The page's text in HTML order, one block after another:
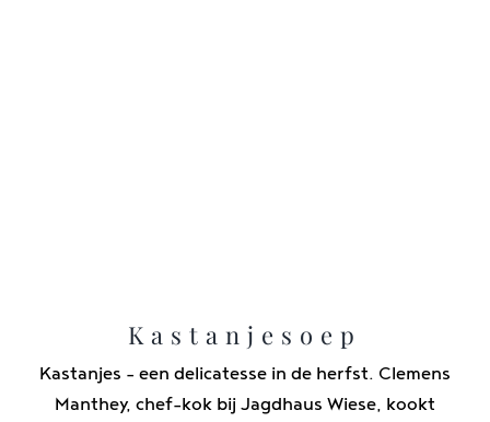
Kastanjesoep
Kastanjes - een delicatesse in de herfst. Clemens
Manthey, chef-kok bij Jagdhaus Wiese, kookt